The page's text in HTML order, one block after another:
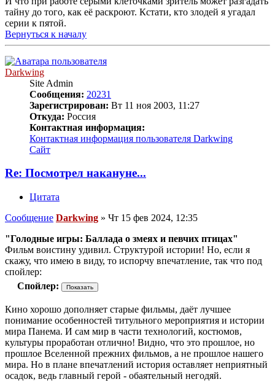
тайну до того, как её раскроют. Кстати, кто злодей я угадал
серии к пятой.
Вернуться к началу
Darkwing
Site Admin
Сообщения: 20231
Зарегистрирован: Вт 11 ноя 2003, 11:27
Откуда: Россия
Контактная информация:
Контактная информация пользователя Darkwing
Сайт
Re: Посмотрел накануне...
Цитата
Сообщение Darkwing » Чт 15 фев 2024, 12:35
"Голодные игры: Баллада о змеях и певчих птицах"
Фильм воистину удивил. Структурой истории! Но, если я
скажу, что имею в виду, то испорчу впечатление, так что под
спойлер:
Спойлер:
Кино хорошо дополняет старые фильмы, даёт лучшее
понимание особенностей титульного мероприятия и истории
мира Панема. И сам мир в части технологий, костюмов,
культуры проработан отлично! Видно, что это прошлое, но
прошлое Вселенной прежних фильмов, а не прошлое нашего
мира. Но в плане впечатлений история оставляет неприятный
осадок, ведь главный герой - обаятельный негодяй.